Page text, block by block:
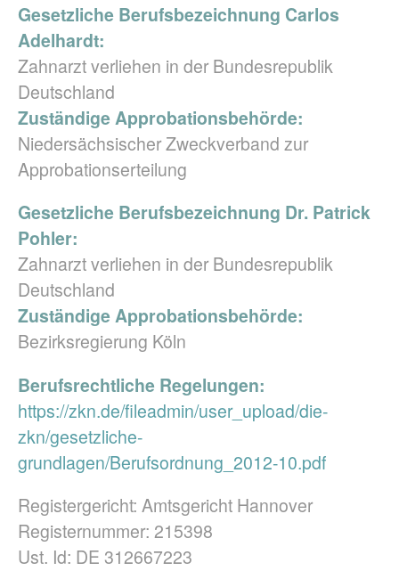
Gesetzliche Berufsbezeichnung Carlos
Adelhardt:
Zahnarzt verliehen in der Bundesrepublik
Deutschland
Zuständige Approbationsbehörde:
Niedersächsischer Zweckverband zur
Approbationserteilung
Gesetzliche Berufsbezeichnung Dr. Patrick
Pohler:
Zahnarzt verliehen in der Bundesrepublik
Deutschland
Zuständige Approbationsbehörde:
Bezirksregierung Köln
Berufsrechtliche Regelungen:
https://zkn.de/fileadmin/user_upload/die-
zkn/gesetzliche-
grundlagen/Berufsordnung_2012-10.pdf
Registergericht: Amtsgericht Hannover
Registernummer: 215398
Ust. Id: DE 312667223